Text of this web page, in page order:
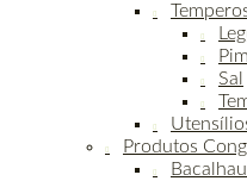
Sal
Produtos